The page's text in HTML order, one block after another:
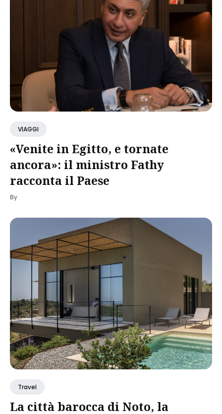
VIAGGI
«Venite in Egitto, e tornate
ancora»: il ministro Fathy
racconta il Paese
By
Travel
La città barocca di Noto, la